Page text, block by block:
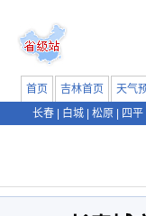
首页 吉林首页 天气
长春
白城 松原 四平